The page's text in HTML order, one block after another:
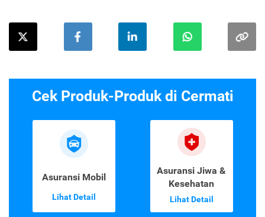
Cek Produk-Produk di Cermati
Asuransi Mobil
Lihat Detail
Asuransi Jiwa &
Kesehatan
Lihat Detail